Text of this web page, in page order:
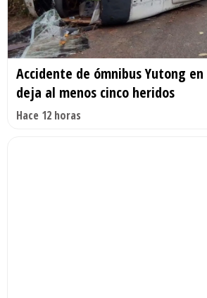
Accidente de ómnibus Yutong
deja al menos cinco heridos
Hace 12 horas